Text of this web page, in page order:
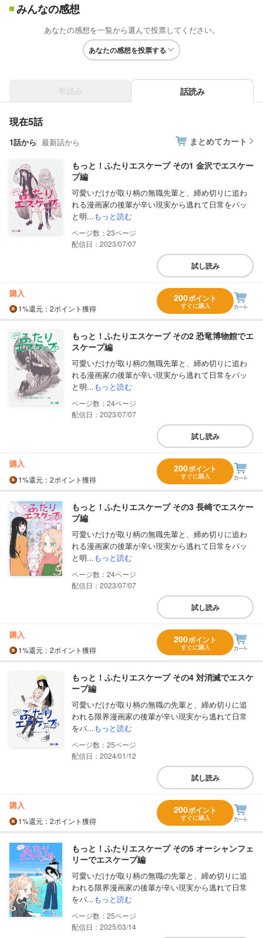
みんなの感想
あなたの感想を一覧から選んで投票してください。
あなたの感想を投票する
話読み
現在5話
1話から 最新話から まとめてカート
もっと！ふたりエスケープ その1 金沢でエスケー
プ編
可愛いだけが取り柄の無職先輩と、締め切りに追わ
れる漫画家の後輩が辛い現実から逃れて日常をパッ
と明...もっと読む
23
配信日：2023/07/07
試し読み
購入
1%還元 ：2ポイント獲得
200ポイント
すぐに購入
もっと！ふたりエスケープ その2 恐竜博物館でエ
スケープ編
可愛いだけが取り柄の無職先輩と、締め切りに追わ
れる漫画家の後輩が辛い現実から逃れて日常をパッ
と明...もっと読む
24
配信日：2023/07/07
試し読み
購入
1%還元 ：2ポイント獲得
200ポイント
すぐに購入
もっと！ふたりエスケープ その3 長崎でエスケー
プ編
可愛いだけが取り柄の無職先輩と、締め切りに追わ
れる漫画家の後輩が辛い現実から逃れて日常をパッ
と明...もっと読む
24
配信日：2023/07/07
試し読み
購入
1%還元 ：2ポイント獲得
200ポイント
すぐに購入
もっと！ふたりエスケープ その4 対消滅でエスケ
ープ編
可愛いだけが取り柄の無職の先輩と、締め切りに追
われる限界漫画家の後輩が辛い現実から逃れて日常
をパ...もっと読む
25
配信日：2024/01/12
試し読み
購入
1%還元 ：2ポイント獲得
200ポイント
すぐに購入
もっと！ふたりエスケープ その5 オーシャンフェ
リーでエスケープ編
可愛いだけが取り柄の無職の先輩と、締め切りに追
われる限界漫画家の後輩が辛い現実から逃れて日常
をパ...もっと読む
25
配信日：2025/03/14